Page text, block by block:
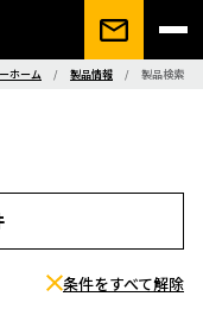
ホーム / 製品情報 / 製品検索
条件をすべて解除